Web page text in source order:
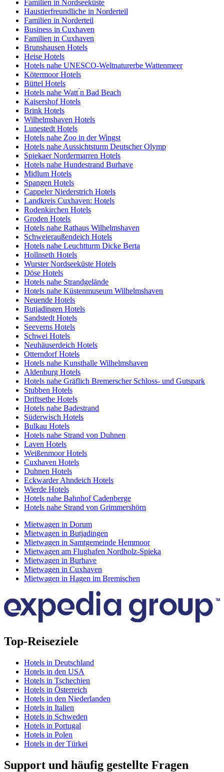
Familien in Nordseeküste
Haustierfreundliche in Norderteil
Familien in Norderteil
Business in Cuxhaven
Familien in Cuxhaven
Brunshausen Hotels
Heise Hotels
Hotels nahe UNESCO-Weltnaturerbe Wattenmeer
Kötermoor Hotels
Büttel Hotels
Hotels nahe Watt ́n Bad Beach
Kaisershof Hotels
Brink Hotels
Wilhelmshaven Hotels
Lunestedt Hotels
Hotels nahe Zoo in der Wingst
Hotels nahe Aussichtsturm Deutscher Olymp
Spiekaer Nordermarren Hotels
Hotels nahe Hundestrand Burhave
Midlum Hotels
Spangen Hotels
Cappeler Niederstrich Hotels
Landkreis Cuxhaven: Hotels
Rodenkirchen Hotels
Groden Hotels
Hotels nahe Rathaus Wilhelmshaven
Schweieraußendeich Hotels
Hotels nahe Leuchtturm Dicke Berta
Hollnseth Hotels
Wurster Nordseeküste Hotels
Döse Hotels
Hotels nahe Strandgelände
Hotels nahe Küstenmuseum Wilhelmshaven
Neuende Hotels
Butjadingen Hotels
Sandstedt Hotels
Seeverns Hotels
Schwei Hotels
Neuhäuserdeich Hotels
Otterndorf Hotels
Hotels nahe Kunsthalle Wilhelmshaven
Aldenburg Hotels
Hotels nahe Gräflich Bremerscher Schloss- und Gutspark
Stubben Hotels
Driftsethe Hotels
Hotels nahe Badestrand
Süderwisch Hotels
Bulkau Hotels
Hotels nahe Strand von Duhnen
Laven Hotels
Weißenmoor Hotels
Cuxhaven Hotels
Duhnen Hotels
Eckwarder Ahndeich Hotels
Wierde Hotels
Hotels nahe Bahnhof Cadenberge
Hotels nahe Strand von Grimmershörn
Mietwagen in Dorum
Mietwagen in Butjadingen
Mietwagen in Samtgemeinde Hemmoor
Mietwagen am Flughafen Nordholz-Spieka
Mietwagen in Burhave
Mietwagen in Cuxhaven
Mietwagen in Hagen im Bremischen
Top-Reiseziele
Hotels in Deutschland
Hotels in den USA
Hotels in Tschechien
Hotels in Österreich
Hotels in den Niederlanden
Hotels in Italien
Hotels in Schweden
Hotels in Portugal
Hotels in Polen
Hotels in der Türkei
Support und häufig gestellte Fragen